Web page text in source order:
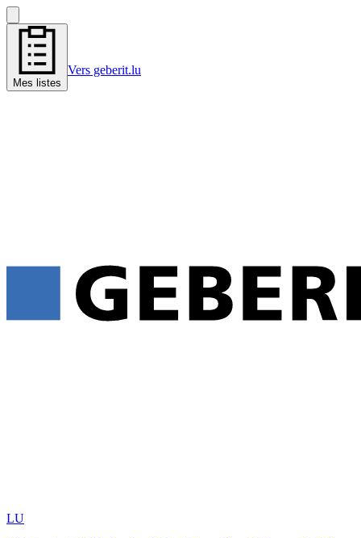
Mes listes
Vers geberit.lu
LU